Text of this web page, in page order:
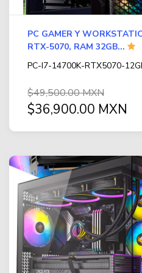
PC GAMER Y
RTX-5070, RAM 32GB...
PC-I7-14700K-RTX5070-
$49,500.00 MXN
$36,900.00 MXN